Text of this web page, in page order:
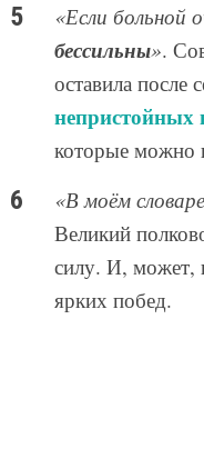
«Если больной
бессильны».
оставила после
которые можно
«В моём
Великий
силу. И, может,
ярких побед.